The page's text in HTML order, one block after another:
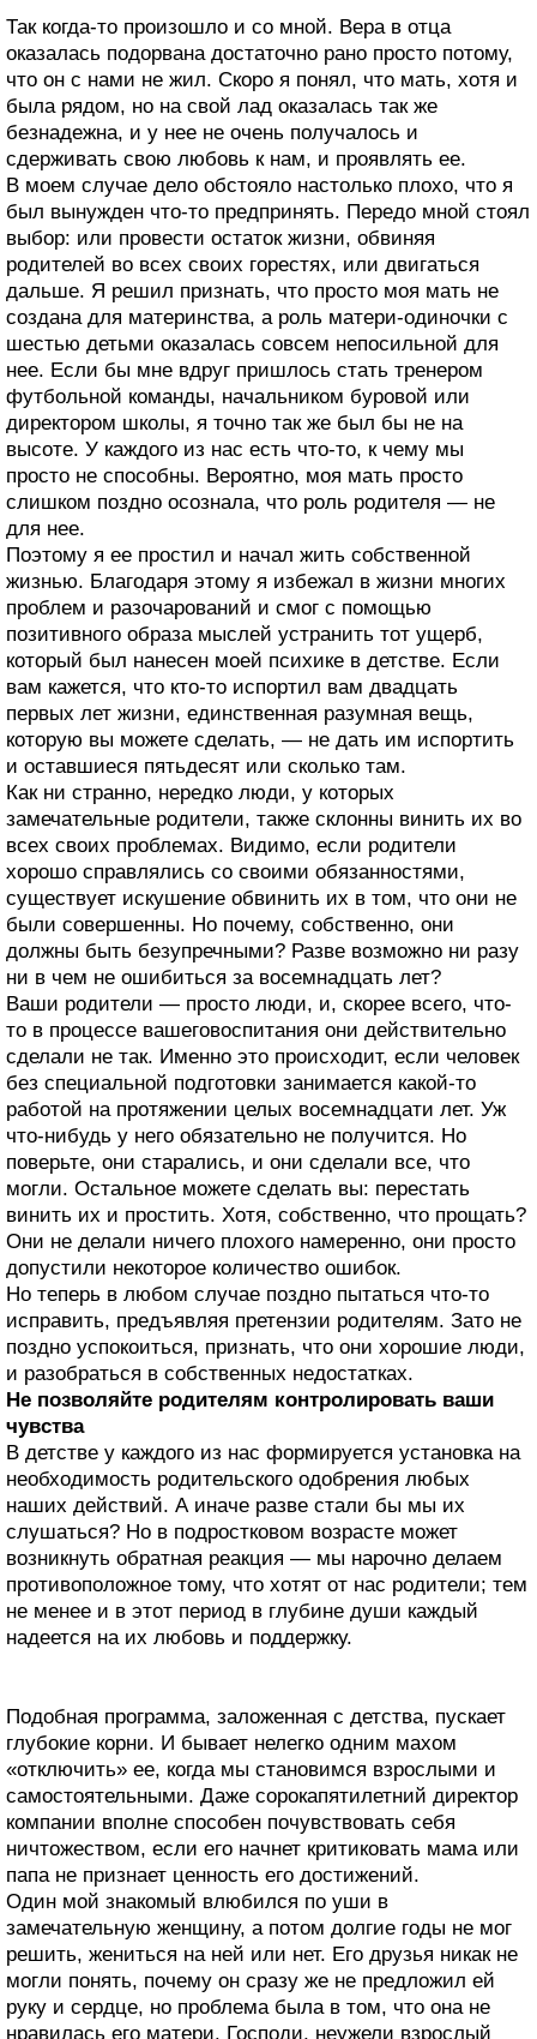
Так когда-то произошло и со мной. Вера в отца
оказалась подорвана достаточно рано просто потому,
что он с нами не жил. Скоро я понял, что мать, хотя и
была рядом, но на свой лад оказалась так же
безнадежна, и у нее не очень получалось и
сдерживать свою любовь к нам, и проявлять ее.
В моем случае дело обстояло настолько плохо, что я
был вынужден что-то предпринять. Передо мной стоял
выбор: или провести остаток жизни, обвиняя
родителей во всех своих горестях, или двигаться
дальше. Я решил признать, что просто моя мать не
создана для материнства, а роль матери-одиночки с
шестью детьми оказалась совсем непосильной для
нее. Если бы мне вдруг пришлось стать тренером
футбольной команды, начальником буровой или
директором школы, я точно так же был бы не на
высоте. У каждого из нас есть что-то, к чему мы
просто не способны. Вероятно, моя мать просто
слишком поздно осознала, что роль родителя — не
для нее.
Поэтому я ее простил и начал жить собственной
жизнью. Благодаря этому я избежал в жизни многих
проблем и разочарований и смог с помощью
позитивного образа мыслей устранить тот ущерб,
который был нанесен моей психике в детстве. Если
вам кажется, что кто-то испортил вам двадцать
первых лет жизни, единственная разумная вещь,
которую вы можете сделать, — не дать им испортить
и оставшиеся пятьдесят или сколько там.
Как ни странно, нередко люди, у которых
замечательные родители, также склонны винить их во
всех своих проблемах. Видимо, если родители
хорошо справлялись со своими обязанностями,
существует искушение обвинить их в том, что они не
были совершенны. Но почему, собственно, они
должны быть безупречными? Разве возможно ни разу
ни в чем не ошибиться за восемнадцать лет?
Ваши родители — просто люди, и, скорее всего, что-
то в процессе вашеговоспитания они действительно
сделали не так. Именно это происходит, если человек
без специальной подготовки занимается какой-то
работой на протяжении целых восемнадцати лет. Уж
что-нибудь у него обязательно не получится. Но
поверьте, они старались, и они сделали все, что
могли. Остальное можете сделать вы: перестать
винить их и простить. Хотя, собственно, что прощать?
Они не делали ничего плохого намеренно, они просто
допустили некоторое количество ошибок.
Но теперь в любом случае поздно пытаться что-то
исправить, предъявляя претензии родителям. Зато не
поздно успокоиться, признать, что они хорошие люди,
и разобраться в собственных недостатках.
Не позволяйте родителям контролировать ваши
чувства
В детстве у каждого из нас формируется установка на
необходимость родительского одобрения любых
наших действий. А иначе разве стали бы мы их
слушаться? Но в подростковом возрасте может
возникнуть обратная реакция — мы нарочно делаем
противоположное тому, что хотят от нас родители; тем
не менее и в этот период в глубине души каждый
надеется на их любовь и поддержку.
Подобная программа, заложенная с детства, пускает
глубокие корни. И бывает нелегко одним махом
«отключить» ее, когда мы становимся взрослыми и
самостоятельными. Даже сорокапятилетний директор
компании вполне способен почувствовать себя
ничтожеством, если его начнет критиковать мама или
папа не признает ценность его достижений.
Один мой знакомый влюбился по уши в
замечательную женщину, а потом долгие годы не мог
решить, жениться на ней или нет. Его друзья никак не
могли понять, почему он сразу же не предложил ей
руку и сердце, но проблема была в том, что она не
нравилась его матери. Господи, неужели взрослый